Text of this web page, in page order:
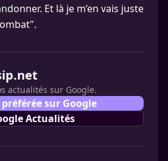
Et là je m’en vais juste
actualités sur Google.
sur Google
Actualités